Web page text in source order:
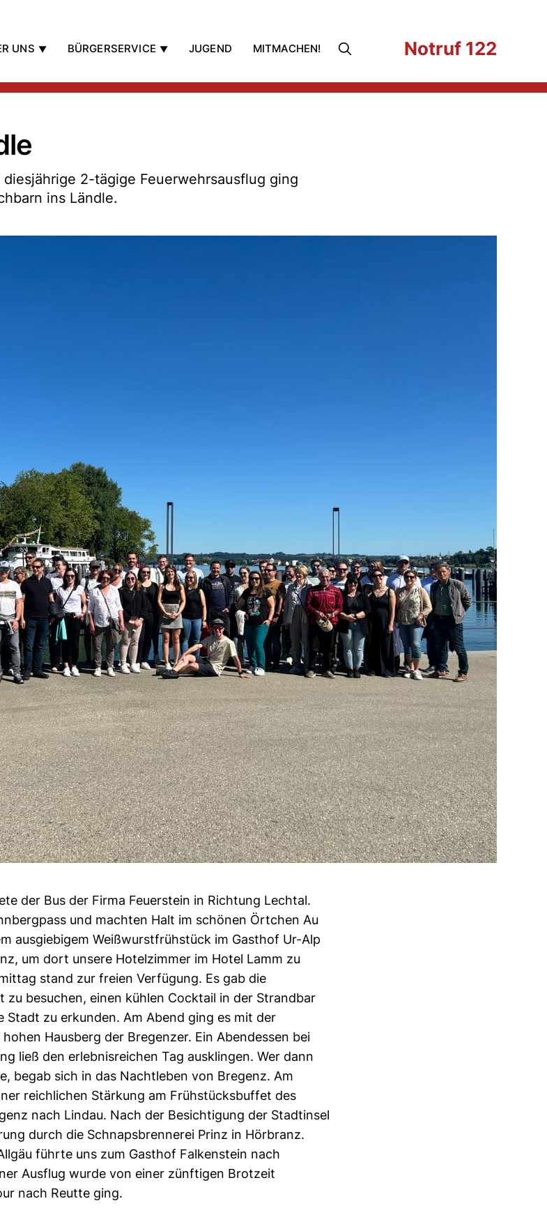
UNS BÜRGERSERVICE JUGEND MITMACHEN! Notruf 122
2-tägige Feuerwehrsausflug ging
ins Ländle.
der Bus der Firma Feuerstein in Richtung Lechtal.
und machten Halt im schönen Örtchen Au
ausgiebigem Weißwurstfrühstück im Gasthof Ur-Alp
um dort unsere Hotelzimmer im Hotel Lamm zu
stand zur freien Verfügung. Es gab die
zu besuchen, einen kühlen Cocktail in der Strandbar
Stadt zu erkunden. Am Abend ging es mit der
Hausberg der Bregenzer. Ein Abendessen bei
ließ den erlebnisreichen Tag ausklingen. Wer dann
begab sich in das Nachtleben von Bregenz. Am
reichlichen Stärkung am Frühstücksbuffet des
nach Lindau. Nach der Besichtigung der Stadtinsel
durch die Schnapsbrennerei Prinz in Hörbranz.
führte uns zum Gasthof Falkenstein nach
Ausflug wurde von einer zünftigen Brotzeit
nach Reutte ging.